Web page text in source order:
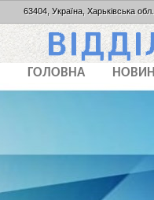
63404, Україна, Харьківська
ГОЛОВНА